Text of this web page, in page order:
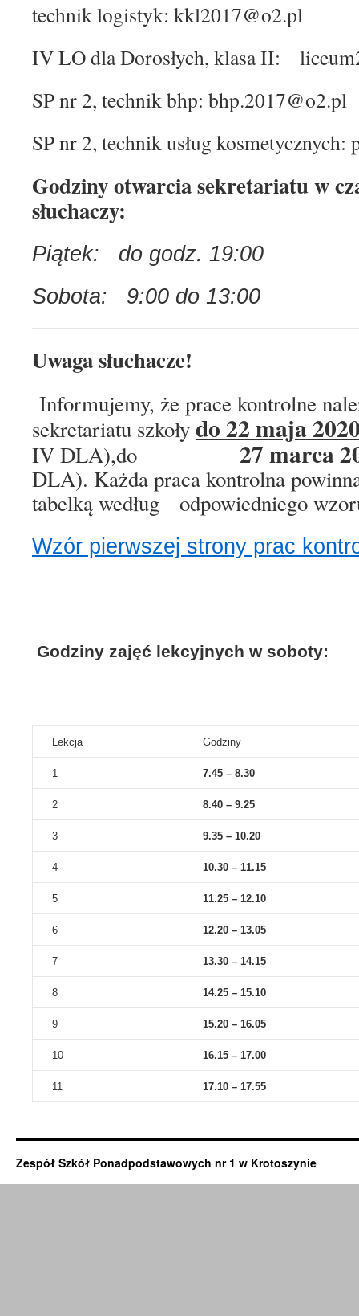
technik logistyk: kkl2017@o2.pl
IV LO dla Dorosłych, klasa II:
SP nr 2, technik bhp: bhp.2017@o2.pl
SP nr 2, technik usług
Godziny otwarcia sekretariatu w
słuchaczy:
Piątek: do godz. 19:00
Sobota: 9:00 do 13:00
Uwaga słuchacze!
Informujemy, że prace kontrolne
sekretariatu szkołydo 22 maja
IV DLA),do 27 marca
DLA). Każda praca kontrolna
tabelką według odpowiedniego
Wzór pierwszej strony prac
Godziny zajęć lekcyjnych w soboty:
Lekcja Godziny
1 7.45 – 8.30
2 8.40 – 9.25
3 9.35 – 10.20
4 10.30 – 11.15
5 11.25 – 12.10
6 12.20 – 13.05
7 13.30 – 14.15
8 14.25 – 15.10
9 15.20 – 16.05
10 16.15 – 17.00
11 17.10 – 17.55
Zespół Szkół Ponadpodstawowych nr 1 w Krotoszynie